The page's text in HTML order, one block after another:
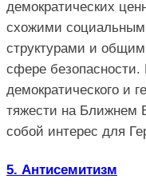
демократических
схожими
структурами и
сфере безопасности.
демократического и
тяжести на Ближнем
собой интерес для
5. Антисемитизм